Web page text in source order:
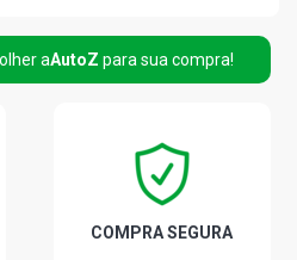
aAutoZ para sua compra!
COMPRA SEGURA